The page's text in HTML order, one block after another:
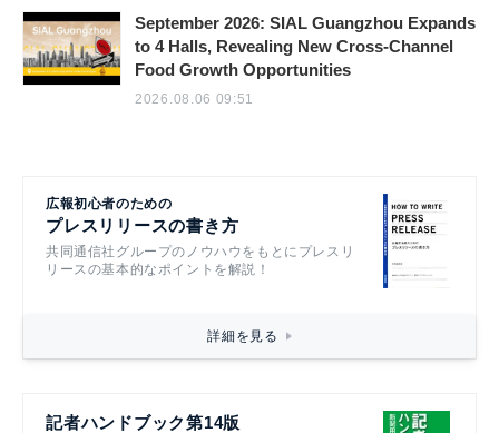
September 2026: SIAL Guangzhou Expands
to 4 Halls, Revealing New Cross-Channel
Food Growth Opportunities
2026.08.06 09:51
広報初心者のための
プレスリリースの書き方
共同通信社グループのノウハウをもとにプレスリ
リースの基本的なポイントを解説！
詳細を見る
記者ハンドブック第14版